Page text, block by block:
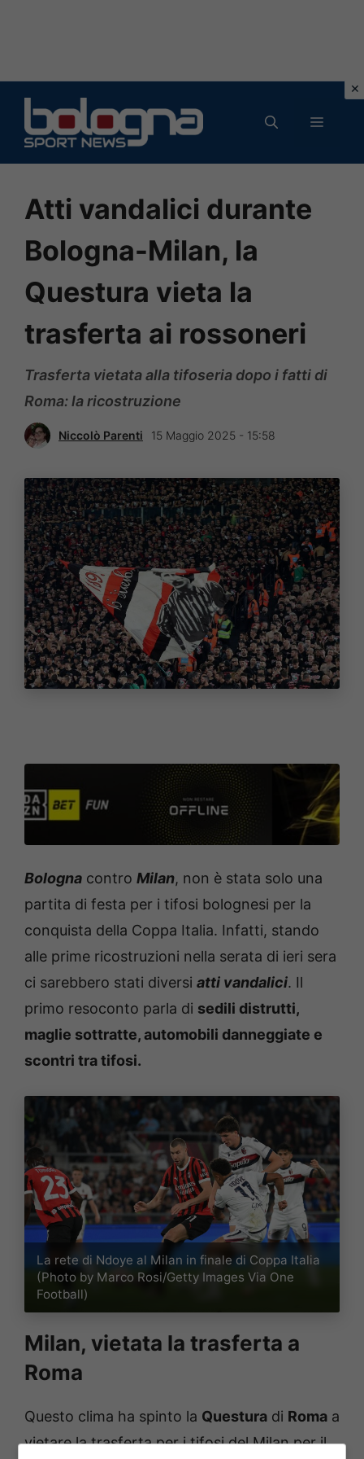
contenuto
MENU
Atti vandalici durante
Bologna-Milan, la
Questura vieta la
trasferta ai rossoneri
Trasferta vietata alla tifoseria dopo i fatti di
Roma: la ricostruzione
Niccolò Parenti 15 Maggio 2025 - 15:58
Bologna contro Milan, non è stata solo una
partita di festa per i tifosi bolognesi per la
conquista della Coppa Italia. Infatti, stando
alle prime ricostruzioni nella serata di ieri sera
ci sarebbero stati diversi atti vandalici. Il
primo resoconto parla di sedili distrutti,
maglie sottratte, automobili danneggiate e
scontri tra tifosi.
La rete di Ndoye al Milan in finale di Coppa Italia
(Photo by Marco Rosi/Getty Images Via One
Football)
Milan, vietata la trasferta a
Roma
Questo clima ha spinto la Questura di Roma a
vietare la trasferta per i tifosi del Milan per il